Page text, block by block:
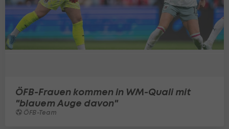
ÖFB-Frauen kommen in WM-Quali mit
"blauem Auge davon"
ÖFB-Team